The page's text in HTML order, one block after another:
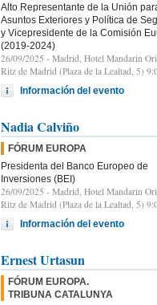
Alto Representante de la Unión
Asuntos Exteriores y Política de
y Vicepresidente de la Comisión
(2019-2024)
26/09/2025 - Madrid, Hotel Mandarin
Ritz de Madrid (Plaza de la Lealtad, 5)
Información del evento
Nadia Calviño
FÓRUM EUROPA
Presidenta del Banco Europeo de
Inversiones (BEI)
26/09/2025 - Madrid, Hotel Mandarin
Ritz de Madrid (Plaza de la Lealtad, 5)
Información del evento
Ernest Urtasun
FÓRUM EUROPA.
TRIBUNA CATALUNYA